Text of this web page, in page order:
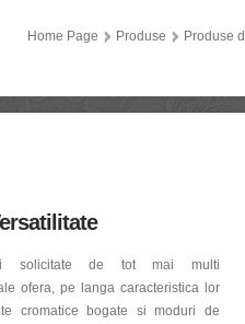
Home Page Produse Produse
solicitate de tot mai multi
ofera, pe langa caracteristica lor
cromatice bogate si moduri de